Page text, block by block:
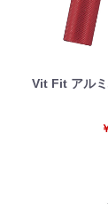
Vit Fit アル